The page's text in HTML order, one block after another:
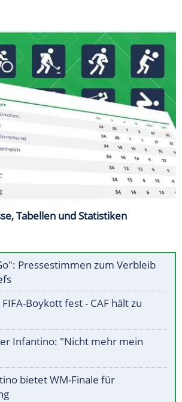
Tabellen und Statistiken
Pressestimmen zum Verbleib
FIFA-Boykott fest - CAF hält zu
Infantino: "Nicht mehr mein
bietet WM-Finale für